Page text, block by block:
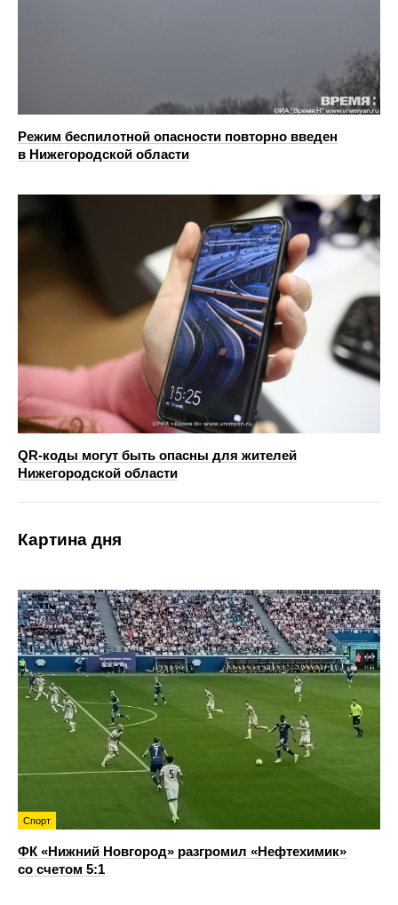
Режим беспилотной опасности повторно введен
в Нижегородской области
QR-коды могут быть опасны для жителей
Нижегородской области
Картина дня
Спорт
ФК «Нижний Новгород» разгромил «Нефтехимик»
со счетом 5:1